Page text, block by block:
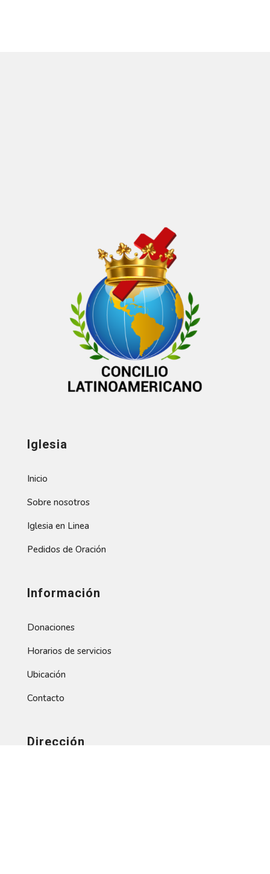
Iglesia
Inicio
Sobre nosotros
Iglesia en Linea
Pedidos de Oración
Información
Donaciones
Horarios de servicios
Ubicación
Contacto
Dirección